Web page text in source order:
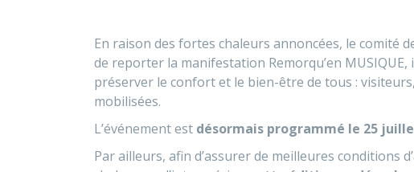
En raison des fortes chaleurs annoncées, le comité
de reporter la manifestation Remorqu’en
préserver le confort et le bien-être de tous :
mobilisées.
L’événement est désormais programmé le 25
Par ailleurs, afin d’assurer de meilleures conditions